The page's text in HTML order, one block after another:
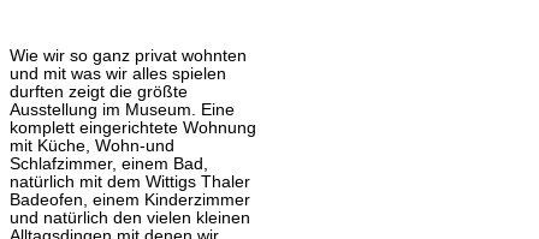
Wie wir so ganz privat wohnten
und mit was wir alles spielen
durften zeigt die größte
Ausstellung im Museum. Eine
komplett eingerichtete Wohnung
mit Küche, Wohn-und
Schlafzimmer, einem Bad,
natürlich mit dem Wittigs Thaler
Badeofen, einem Kinderzimmer
und natürlich den vielen kleinen
Alltagsdingen mit denen wir